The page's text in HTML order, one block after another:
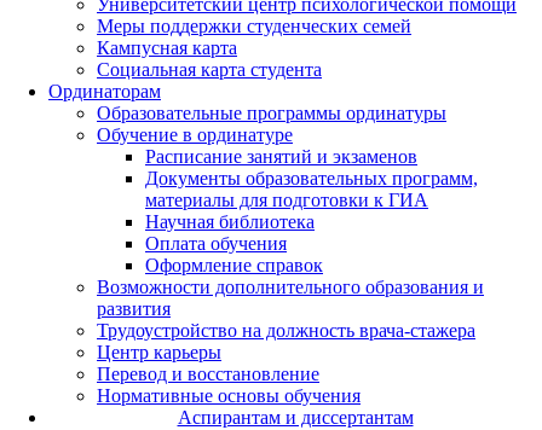
Университетский центр психологической помощи
Меры поддержки студенческих семей
Кампусная карта
Социальная карта студента
Ординаторам
Образовательные программы ординатуры
Обучение в ординатуре
Расписание занятий и экзаменов
Документы образовательных программ,
материалы для подготовки к ГИА
Научная библиотека
Оплата обучения
Оформление справок
Возможности дополнительного образования и
развития
Трудоустройство на должность врача-стажера
Центр карьеры
Перевод и восстановление
Нормативные основы обучения
Аспирантам и диссертантам